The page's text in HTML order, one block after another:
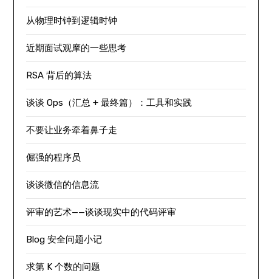
从物理时钟到逻辑时钟
近期面试观摩的一些思考
RSA 背后的算法
谈谈 Ops（汇总 + 最终篇）：工具和实践
不要让业务牵着鼻子走
倔强的程序员
谈谈微信的信息流
评审的艺术——谈谈现实中的代码评审
Blog 安全问题小记
求第 K 个数的问题